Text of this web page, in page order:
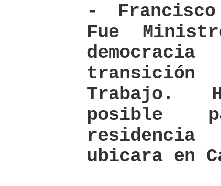
- Francisco
Fue
Trabajo.
posible
ubicara en